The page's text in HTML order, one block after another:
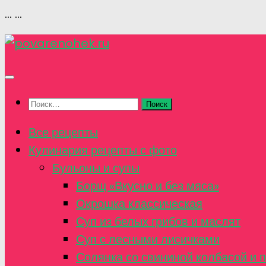
... ...
Перейти
содержимому
Найти:
Все рецепты
Кулинария рецепты с фото
Бульоны и супы
Борщ «Вкусно и без мяса»
Окрошка классическая
Суп из белых грибов и маслят
Суп с лесными лисичками
Солянка со свининой колбасой и